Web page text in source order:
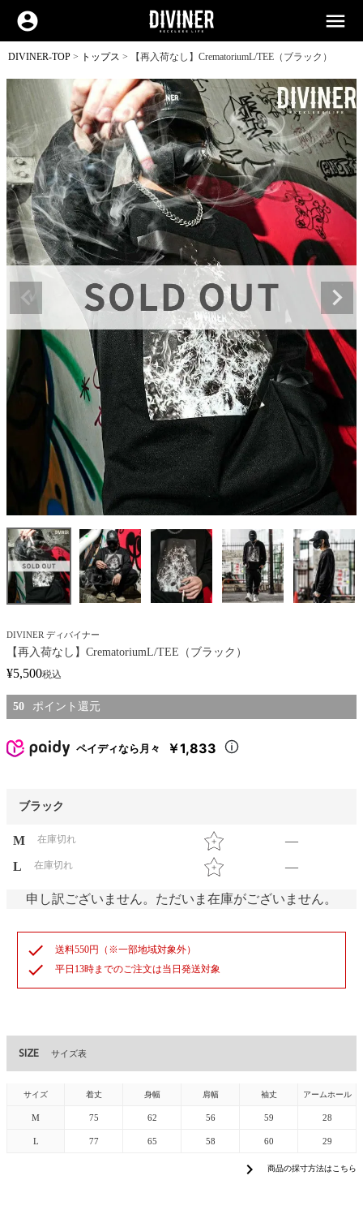
account_circle menu
DIVINER-TOP トップス 【再入荷なし】CrematoriumL/TEE（ブラック）
DIVINER ディバイナー
【再入荷なし】CrematoriumL/TEE（ブラック）
¥5,500税込
50
ペイディなら月々 ￥1,833
ブラック
M 在庫切れ
—
L
在庫切れ —
申し訳ございません。ただいま在庫がございません。
check 送料550円（※一部地域対象外）
check 平日13時までのご注文は当日発送対象
SIZE サイズ表
サイズ 着丈 身幅 肩幅 袖丈 アームホール
M 75 62 56 59 28
L 77 65 58 60 29
chevron_right 商品の採寸方法はこちら